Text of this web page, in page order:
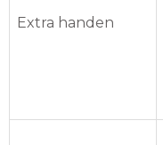
Extra handen